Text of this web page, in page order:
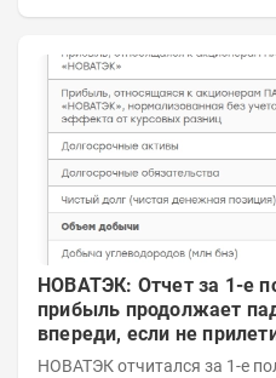
НОВАТЭК: Отчет за 1-е
прибыль продолжает
впереди, если не
НОВАТЭК отчитался за 1-е